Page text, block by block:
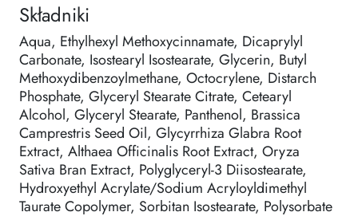
Składniki
Aqua, Ethylhexyl Methoxycinnamate, Dicaprylyl
Carbonate, Isostearyl Isostearate, Glycerin, Butyl
Methoxydibenzoylmethane, Octocrylene, Distarch
Phosphate, Glyceryl Stearate Citrate, Cetearyl
Alcohol, Glyceryl Stearate, Panthenol, Brassica
Camprestris Seed Oil, Glycyrrhiza Glabra Root
Extract, Althaea Officinalis Root Extract, Oryza
Sativa Bran Extract, Polyglyceryl-3 Diisostearate,
Hydroxyethyl Acrylate/Sodium Acryloyldimethyl
Taurate Copolymer, Sorbitan Isostearate, Polysorbate